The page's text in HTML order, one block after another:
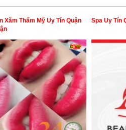
Xăm Thẩm Mỹ Uy Tín Quận
Spa Uy Tín